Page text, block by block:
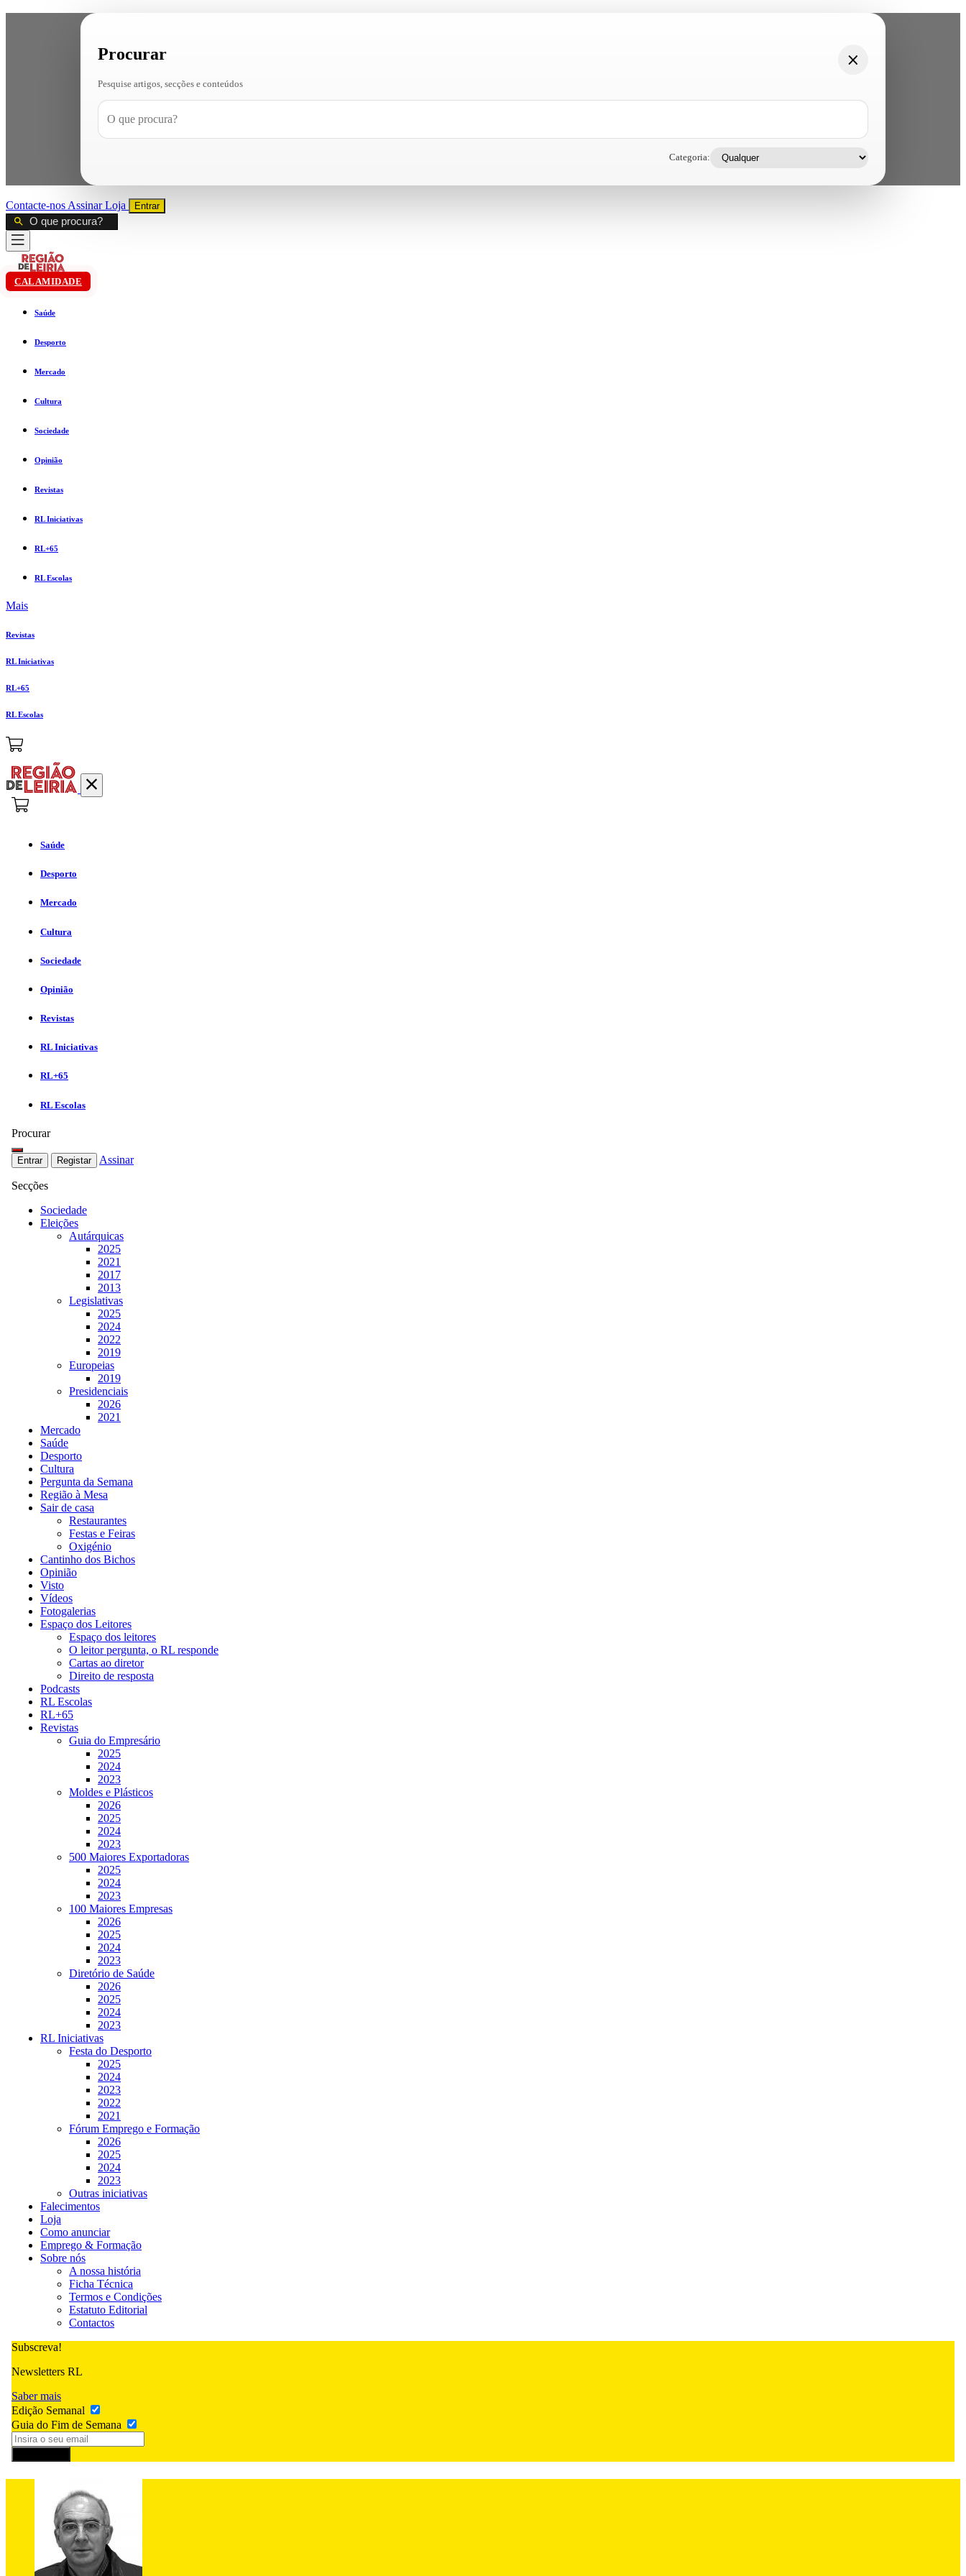
Procurar
Pesquise artigos, secções e conteúdos
Categoria:
Contacte-nos AssinarLoja Entrar
CALAMIDADE
Saúde
Desporto
Mercado
Cultura
Sociedade
Opinião
Revistas
RL Iniciativas
RL+65
RL Escolas
Mais
Revistas
RL Iniciativas
RL+65
RL Escolas
Saúde
Desporto
Mercado
Cultura
Sociedade
Opinião
Revistas
RL Iniciativas
RL+65
RL Escolas
Procurar
Entrar Registar Assinar
Secções
Sociedade
Eleições
Autárquicas
2025
2021
2017
2013
Legislativas
2025
2024
2022
2019
Europeias
2019
Presidenciais
2026
2021
Mercado
Saúde
Desporto
Cultura
Pergunta da Semana
Região à Mesa
Sair de casa
Restaurantes
Festas e Feiras
Oxigénio
Cantinho dos Bichos
Opinião
Visto
Vídeos
Fotogalerias
Espaço dos Leitores
Espaço dos leitores
O leitor pergunta, o RL responde
Cartas ao diretor
Direito de resposta
Podcasts
RL Escolas
RL+65
Revistas
Guia do Empresário
2025
2024
2023
Moldes e Plásticos
2026
2025
2024
2023
500 Maiores Exportadoras
2025
2024
2023
100 Maiores Empresas
2026
2025
2024
2023
Diretório de Saúde
2026
2025
2024
2023
RL Iniciativas
Festa do Desporto
2025
2024
2023
2022
2021
Fórum Emprego e Formação
2026
2025
2024
2023
Outras iniciativas
Falecimentos
Loja
Como anunciar
Emprego & Formação
Sobre nós
A nossa história
Ficha Técnica
Termos e Condições
Estatuto Editorial
Contactos
Subscreva!
Newsletters RL
Saber mais
Edição Semanal
Guia do Fim de Semana